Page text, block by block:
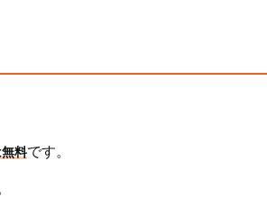
料です。